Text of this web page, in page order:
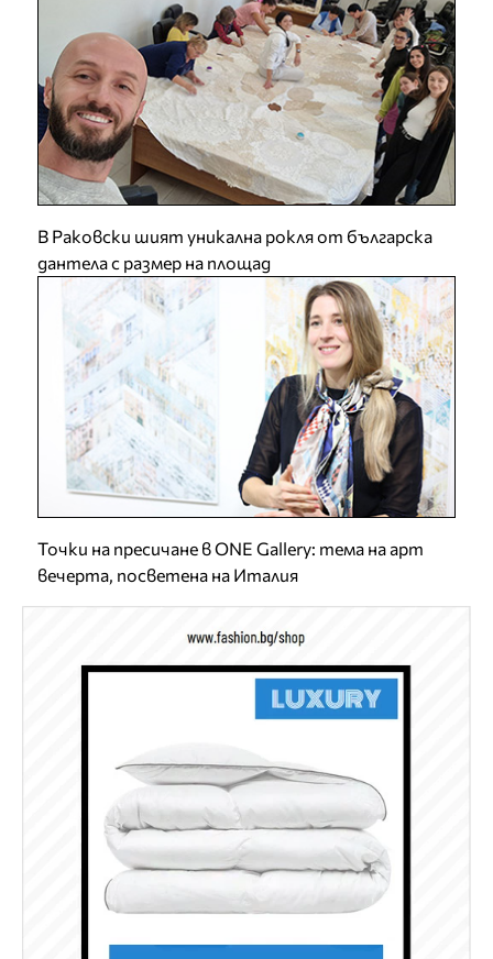
В Раковски шият уникална рокля от българска
дантела с размер на площад
Точки на пресичане в ONE Gallery: тема на арт
вечерта, посветена на Италия